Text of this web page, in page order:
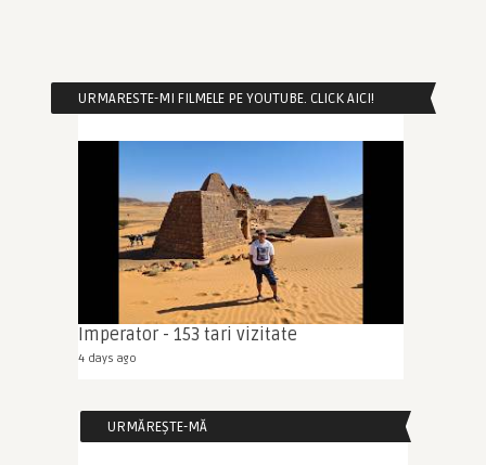
URMARESTE-MI FILMELE PE YOUTUBE. CLICK AICI!
Imperator - 153 tari vizitate
4 days ago
URMĂREȘTE-MĂ